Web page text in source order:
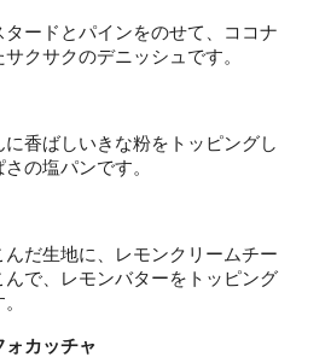
ードとパインをのせて、ココナ
クサクのデニッシュです。
香ばしいきな粉をトッピングし
の塩パンです。
だ生地に、レモンクリームチー
んで、レモンバターをトッピング
ォカッチャ